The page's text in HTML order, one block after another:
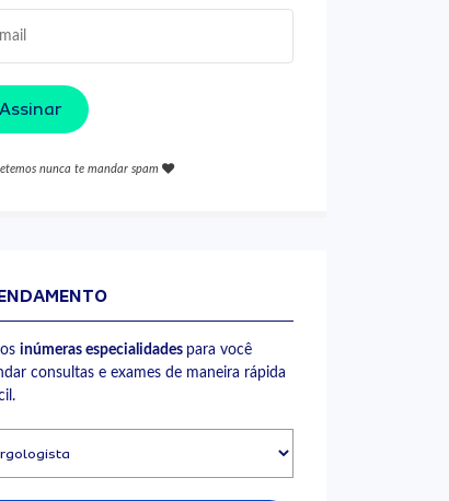
Assinar
nunca te mandar spam
inúmeras especialidades para você
consultas e exames de maneira rápida